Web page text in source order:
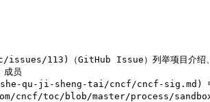
113)（GitHub Issue）列举项目介绍、现
员
she-qu-ji-sheng-tai/cncf/cncf-sig.md)
cncf/toc/blob/master/process/